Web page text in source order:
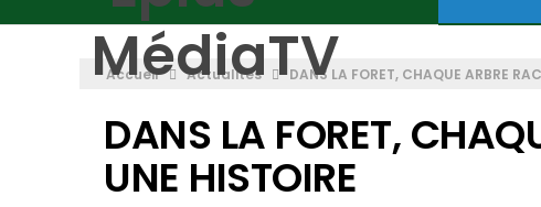
Accueil Actualités DANS LA FORET, CHAQUE ARBRE
DANS LA FORET,
UNE HISTOIRE